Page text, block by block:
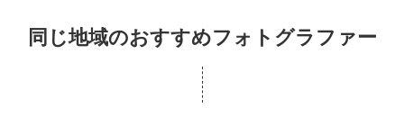
同じ地域のおすすめフォトグラファー